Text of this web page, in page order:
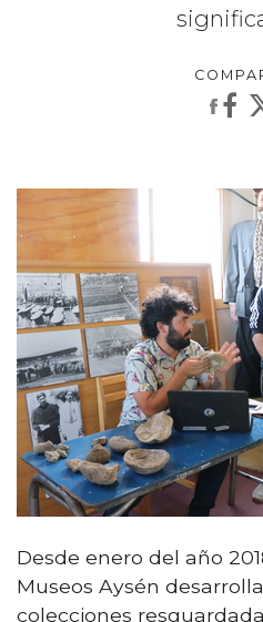
Desde enero del año
Museos Aysén
colecciones